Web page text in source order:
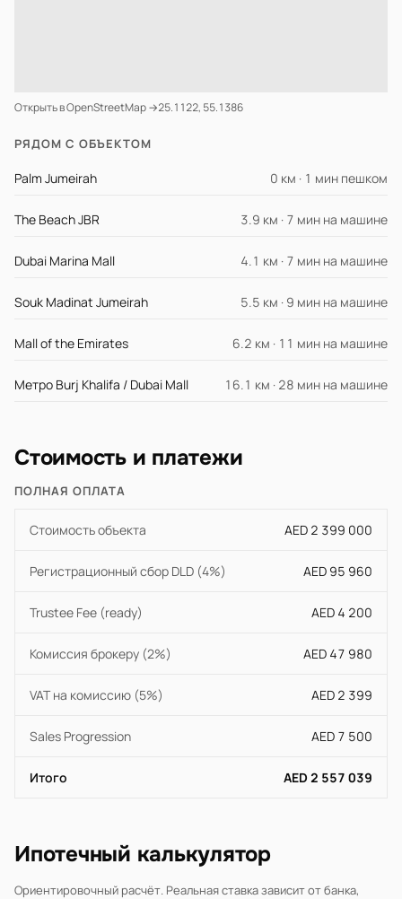
Открыть в OpenStreetMap →25.1122, 55.1386
РЯДОМ С ОБЪЕКТОМ
Palm Jumeirah 0 км · 1 мин пешком
The Beach JBR 3.9 км · 7 мин на машине
Dubai Marina Mall 4.1 км · 7 мин на машине
Souk Madinat Jumeirah 5.5 км · 9 мин на машине
Mall of the Emirates 6.2 км · 11 мин на машине
Метро Burj Khalifa / Dubai Mall 16.1 км · 28 мин на машине
Стоимость и платежи
ПОЛНАЯ ОПЛАТА
Стоимость объекта AED 2 399 000
Регистрационный сбор DLD (4%) AED 95 960
Trustee Fee (ready) AED 4 200
Комиссия брокеру (2%) AED 47 980
VAT на комиссию (5%) AED 2 399
Sales Progression AED 7 500
Итого AED 2 557 039
Ипотечный калькулятор
Ориентировочный расчёт. Реальная ставка зависит от банка,